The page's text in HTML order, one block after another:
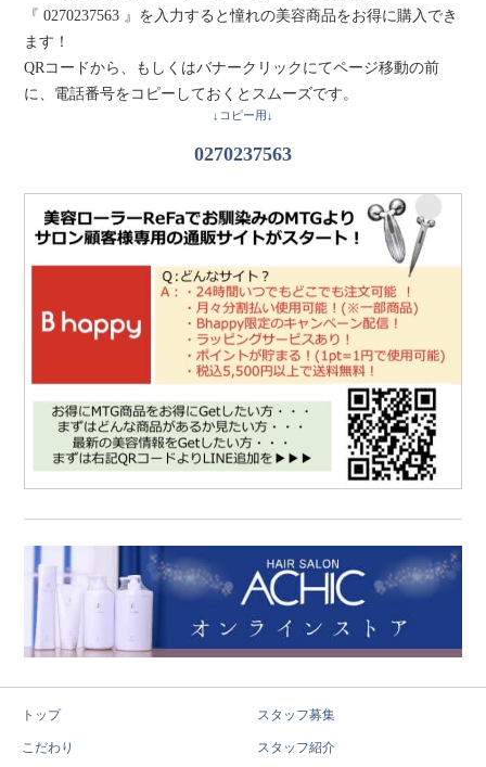
『 0270237563 』を入力すると憧れの美容商品をお得に購入でき
ます！
QRコードから、もしくはバナークリックにてページ移動の前
に、電話番号をコピーしておくとスムーズです。
↓コピー用↓
0270237563
トップ
こだわり
スタッフ募集
スタッフ紹介